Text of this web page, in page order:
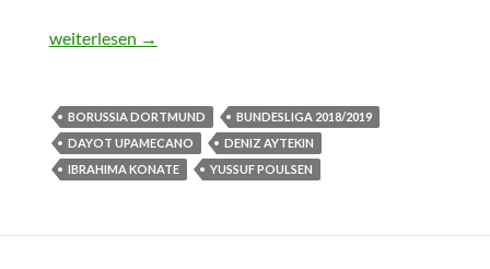
Bundesliga: RB Leipzig vs. Borussia Dortmund 0:1
weiterlesen →
BORUSSIA DORTMUND
BUNDESLIGA 2018/2019
DAYOT UPAMECANO
DENIZ AYTEKIN
IBRAHIMA KONATE
YUSSUF POULSEN